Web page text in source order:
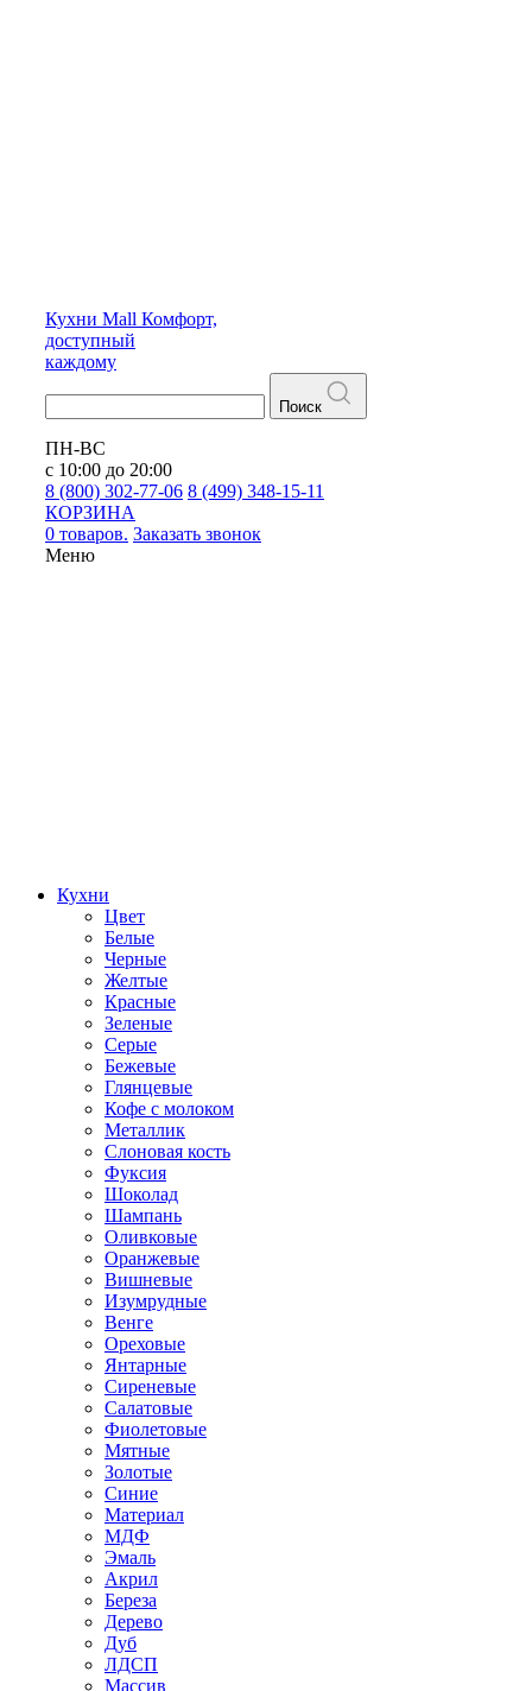
Кухни Mall Комфорт,
доступный
каждому
Поиск
ПН-ВС
с 10:00 до 20:00
8 (800) 302-77-06 8 (499) 348-15-11
КОРЗИНА
0 товаров. Заказать звонок
Меню
Кухни
Цвет
Белые
Черные
Желтые
Красные
Зеленые
Серые
Бежевые
Глянцевые
Кофе с молоком
Металлик
Слоновая кость
Фуксия
Шоколад
Шампань
Оливковые
Оранжевые
Вишневые
Изумрудные
Венге
Ореховые
Янтарные
Сиреневые
Салатовые
Фиолетовые
Мятные
Золотые
Синие
Материал
МДФ
Эмаль
Акрил
Береза
Дерево
Дуб
ЛДСП
Массив